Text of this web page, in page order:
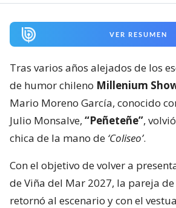
VER RESUMEN
Tras varios años alejados de los
de humor chileno Millenium
Mario Moreno García, conocido
Julio Monsalve, “Peñeteñe”,
chica de la mano de ‘Coliseo’.
Con el objetivo de volver a
de Viña del Mar 2027, la pareja
retornó al escenario y con el